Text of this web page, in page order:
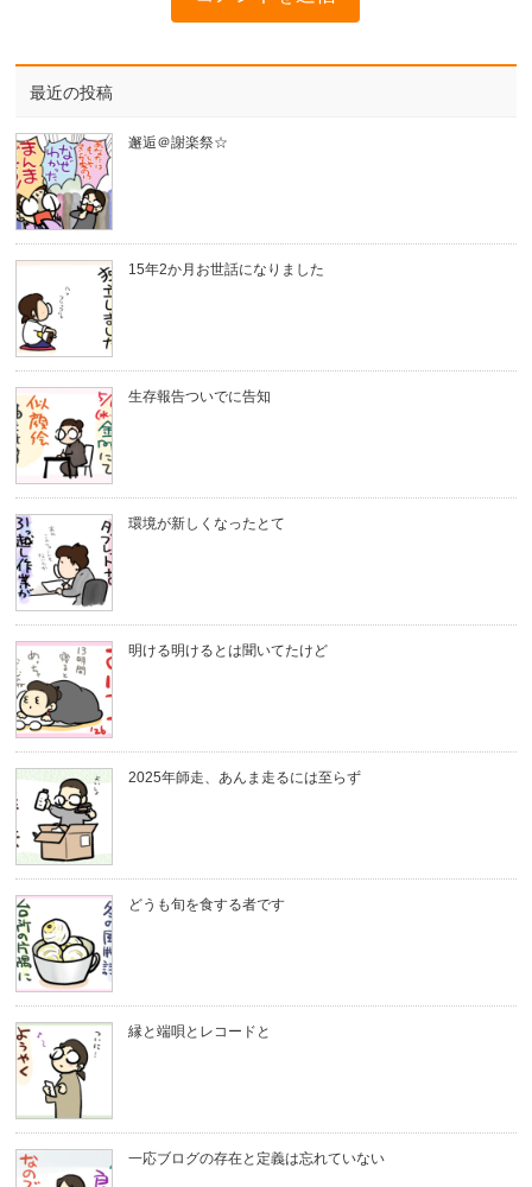
最近の投稿
邂逅＠謝楽祭☆
15年2か月お世話になりました
生存報告ついでに告知
環境が新しくなったとて
明ける明けるとは聞いてたけど
2025年師走、あんま走るには至らず
どうも旬を食する者です
縁と端唄とレコードと
一応ブログの存在と定義は忘れていない